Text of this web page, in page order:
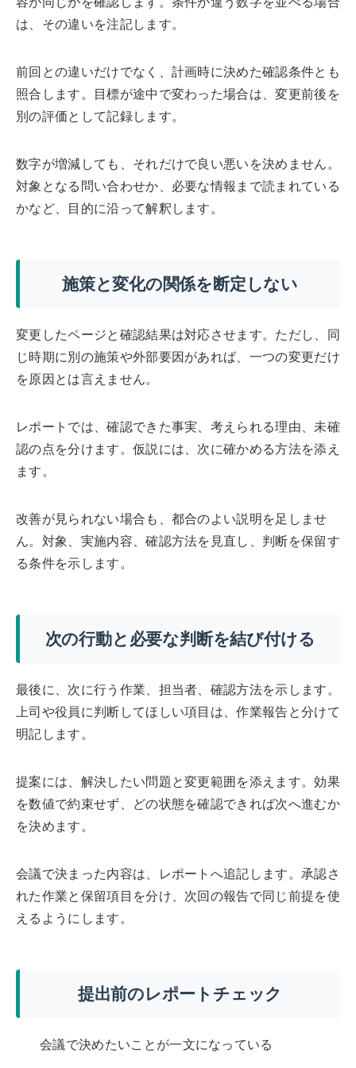
は、その違いを注記します。
前回との違いだけでなく、計画時に決めた確認条件とも
照合します。目標が途中で変わった場合は、変更前後を
別の評価として記録します。
数字が増減しても、それだけで良い悪いを決めません。
対象となる問い合わせか、必要な情報まで読まれている
かなど、目的に沿って解釈します。
施策と変化の関係を断定しない
変更したページと確認結果は対応させます。ただし、同
じ時期に別の施策や外部要因があれば、一つの変更だけ
を原因とは言えません。
レポートでは、確認できた事実、考えられる理由、未確
認の点を分けます。仮説には、次に確かめる方法を添え
ます。
改善が見られない場合も、都合のよい説明を足しませ
ん。対象、実施内容、確認方法を見直し、判断を保留す
る条件を示します。
次の行動と必要な判断を結び付ける
最後に、次に行う作業、担当者、確認方法を示します。
上司や役員に判断してほしい項目は、作業報告と分けて
明記します。
提案には、解決したい問題と変更範囲を添えます。効果
を数値で約束せず、どの状態を確認できれば次へ進むか
を決めます。
会議で決まった内容は、レポートへ追記します。承認さ
れた作業と保留項目を分け、次回の報告で同じ前提を使
えるようにします。
提出前のレポートチェック
会議で決めたいことが一文になっている